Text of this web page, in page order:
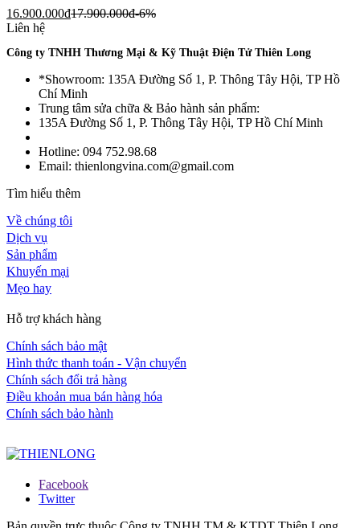
16.900.000đ17.900.000đ-6%
Liên hệ
Công ty TNHH Thương Mại & Kỹ Thuật Điện Tử Thiên Long
*Showroom: 135A Đường Số 1, P. Thông Tây Hội, TP Hồ
Chí Minh
Trung tâm sửa chữa & Bảo hành sản phẩm:
135A Đường Số 1, P. Thông Tây Hội, TP Hồ Chí Minh
Hotline: 094 752.98.68
Email: thienlongvina.com@gmail.com
Tìm hiểu thêm
Về chúng tôi
Dịch vụ
Sản phẩm
Khuyến mại
Mẹo hay
Hỗ trợ khách hàng
Chính sách bảo mật
Hình thức thanh toán - Vận chuyển
Chính sách đổi trả hàng
Điều khoản mua bán hàng hóa
Chính sách bảo hành
Facebook
Twitter